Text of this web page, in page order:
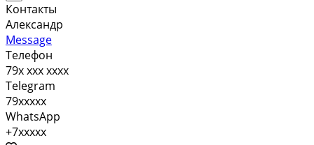
Контакты
Александр
Message
Телефон
79x xxx xxxx
Telegram
79xxxxx
WhatsApp
+7xxxxx